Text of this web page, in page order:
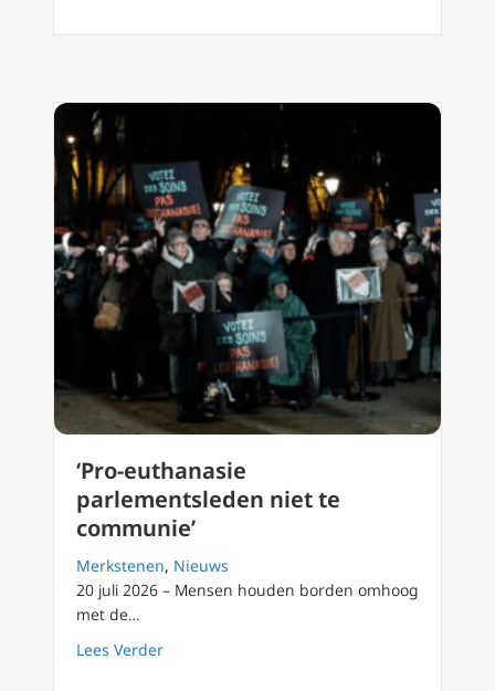
‘Pro-euthanasie
parlementsleden niet te
communie’
Merkstenen, Nieuws
20 juli 2026 – Mensen houden borden omhoog
met de…
Lees Verderabout ‘Pro-euthanasie parlementsleden niet